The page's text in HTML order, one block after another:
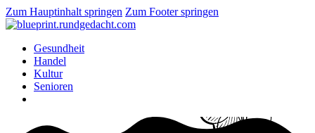
Zum Hauptinhalt springen Zum Footer springen
Gesundheit
Handel
Kultur
Senioren